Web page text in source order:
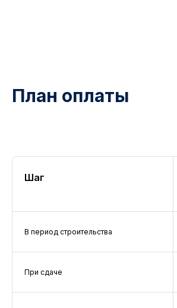
План оплаты
Шаг
В период строительства
При сдаче